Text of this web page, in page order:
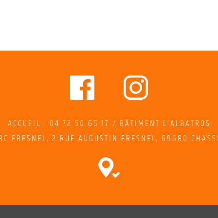
ACCUEIL : 04 72 50 65 17 / BÂTIMENT L’ALBATROS
FRESNEL, 2 RUE AUGUSTIN FRESNEL, 69680